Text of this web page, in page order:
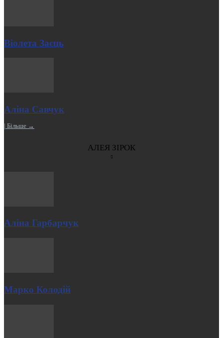
Віолета Заєць
Аліна Савчук
| Більше →
АЛЕЯ ЗІРОК
Аліна Гарбарчук
Марко Колодій